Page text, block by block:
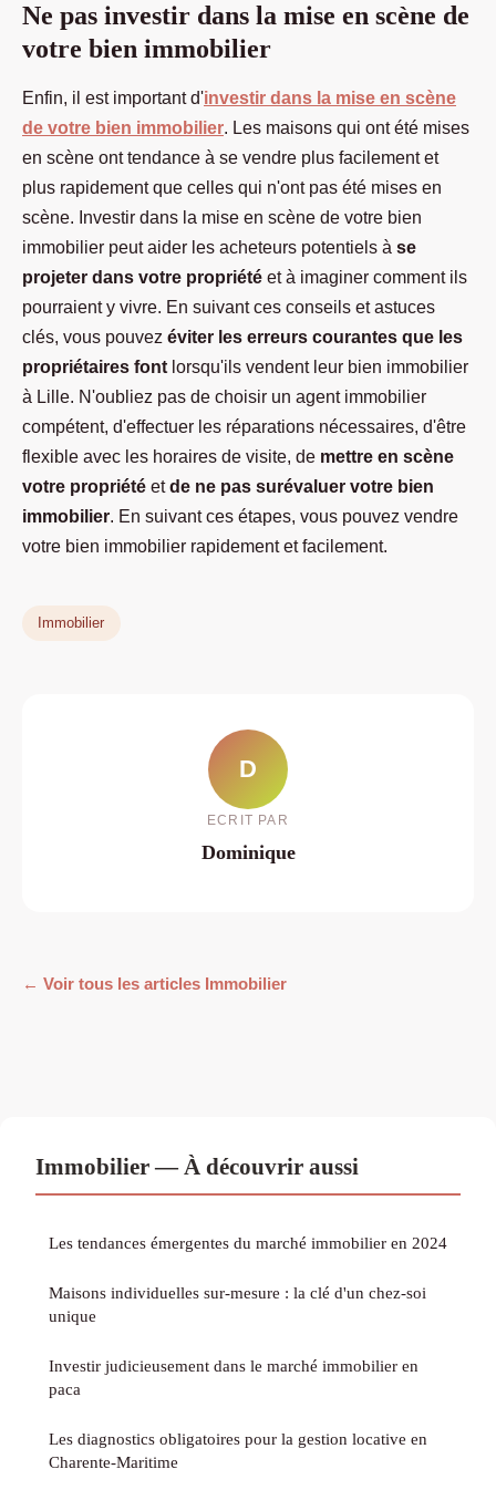
Ne pas investir dans la mise en scène de
votre bien immobilier
Enfin, il est important d'investir dans la mise en scène
de votre bien immobilier. Les maisons qui ont été mises
en scène ont tendance à se vendre plus facilement et
plus rapidement que celles qui n'ont pas été mises en
scène. Investir dans la mise en scène de votre bien
immobilier peut aider les acheteurs potentiels à se
projeter dans votre propriété et à imaginer comment ils
pourraient y vivre. En suivant ces conseils et astuces
clés, vous pouvez éviter les erreurs courantes que les
propriétaires font lorsqu'ils vendent leur bien immobilier
à Lille. N'oubliez pas de choisir un agent immobilier
compétent, d'effectuer les réparations nécessaires, d'être
flexible avec les horaires de visite, de mettre en scène
votre propriété etde ne pas surévaluer votre bien
immobilier. En suivant ces étapes, vous pouvez vendre
votre bien immobilier rapidement et facilement.
Immobilier
D
ECRIT PAR
Dominique
← Voir tous les articles Immobilier
Immobilier — À découvrir aussi
Les tendances émergentes du marché immobilier en 2024
Maisons individuelles sur-mesure : la clé d'un chez-soi
unique
Investir judicieusement dans le marché immobilier en
paca
Les diagnostics obligatoires pour la gestion locative en
Charente-Maritime